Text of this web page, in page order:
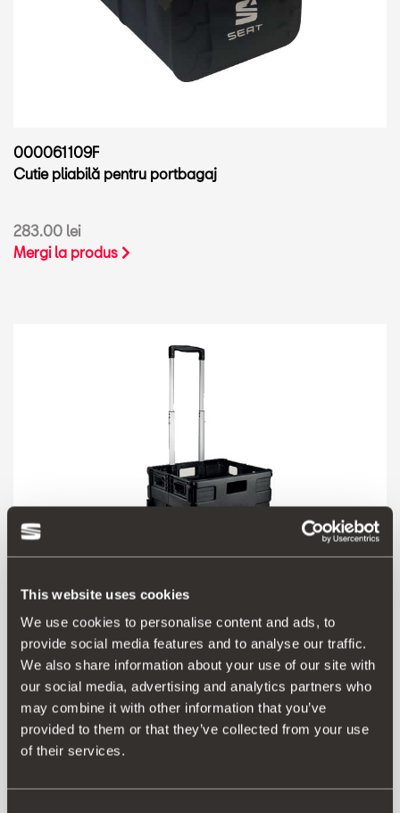
This website uses cookies
We use cookies to personalise content and ads, to
provide social media features and to analyse our traffic.
We also share information about your use of our site with
our social media, advertising and analytics partners who
may combine it with other information that you’ve
provided to them or that they’ve collected from your use
of their services.
000061109F
Cutie pliabilă pentru portbagaj
283.00 lei
Mergi la produs
000061109G
Cărucior pliabil pentru portbagaj
352.00 lei
Mergi la produs